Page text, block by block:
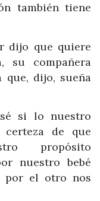
también tiene
dijo que quiere
su compañera
que, dijo, sueña
si lo nuestro
de que
propósito
nuestro bebé
por el otro nos